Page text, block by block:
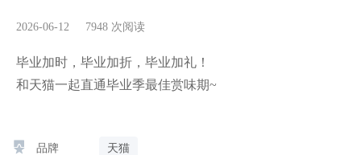
2026-06-12 7948 次阅读
毕业加时，毕业加折，毕业加礼！
和天猫一起直通毕业季最佳赏味期~
品牌 天猫